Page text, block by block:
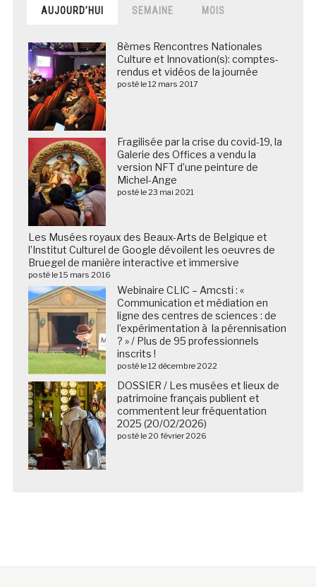
AUJOURD’HUI SEMAINE MOIS
8èmes Rencontres Nationales
Culture et Innovation(s): comptes-
rendus et vidéos de la journée
posté le 12 mars 2017
Fragilisée par la crise du covid-19, la
Galerie des Offices a vendu la
version NFT d’une peinture de
Michel-Ange
posté le 23 mai 2021
Les Musées royaux des Beaux-Arts de Belgique et
l’Institut Culturel de Google dévoilent les oeuvres de
Bruegel de manière interactive et immersive
posté le 15 mars 2016
Webinaire CLIC – Amcsti : «
Communication et médiation en
ligne des centres de sciences : de
l’expérimentation à la pérennisation
? » / Plus de 95 professionnels
inscrits !
posté le 12 décembre 2022
DOSSIER / Les musées et lieux de
patrimoine français publient et
commentent leur fréquentation
2025 (20/02/2026)
posté le 20 février 2026